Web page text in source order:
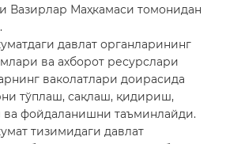
Вазирлар Маҳкамаси томонидан
давлат органларининг
ва ахборот ресурслари
ваколатлари доирасида
тўплаш, сақлаш, қидириш,
фойдаланишни таъминлайди.
тизимидаги давлат